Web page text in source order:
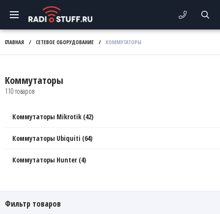
ГЛАВНАЯ / СЕТЕВОЕ ОБОРУДОВАНИЕ / КОММУТАТОРЫ
Коммутаторы
110 товаров
Коммутаторы Mikrotik (42)
Коммутаторы Ubiquiti (64)
Коммутаторы Hunter (4)
Фильтр товаров